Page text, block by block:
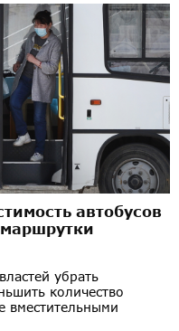
автобусов
убрать
количество
вместительными